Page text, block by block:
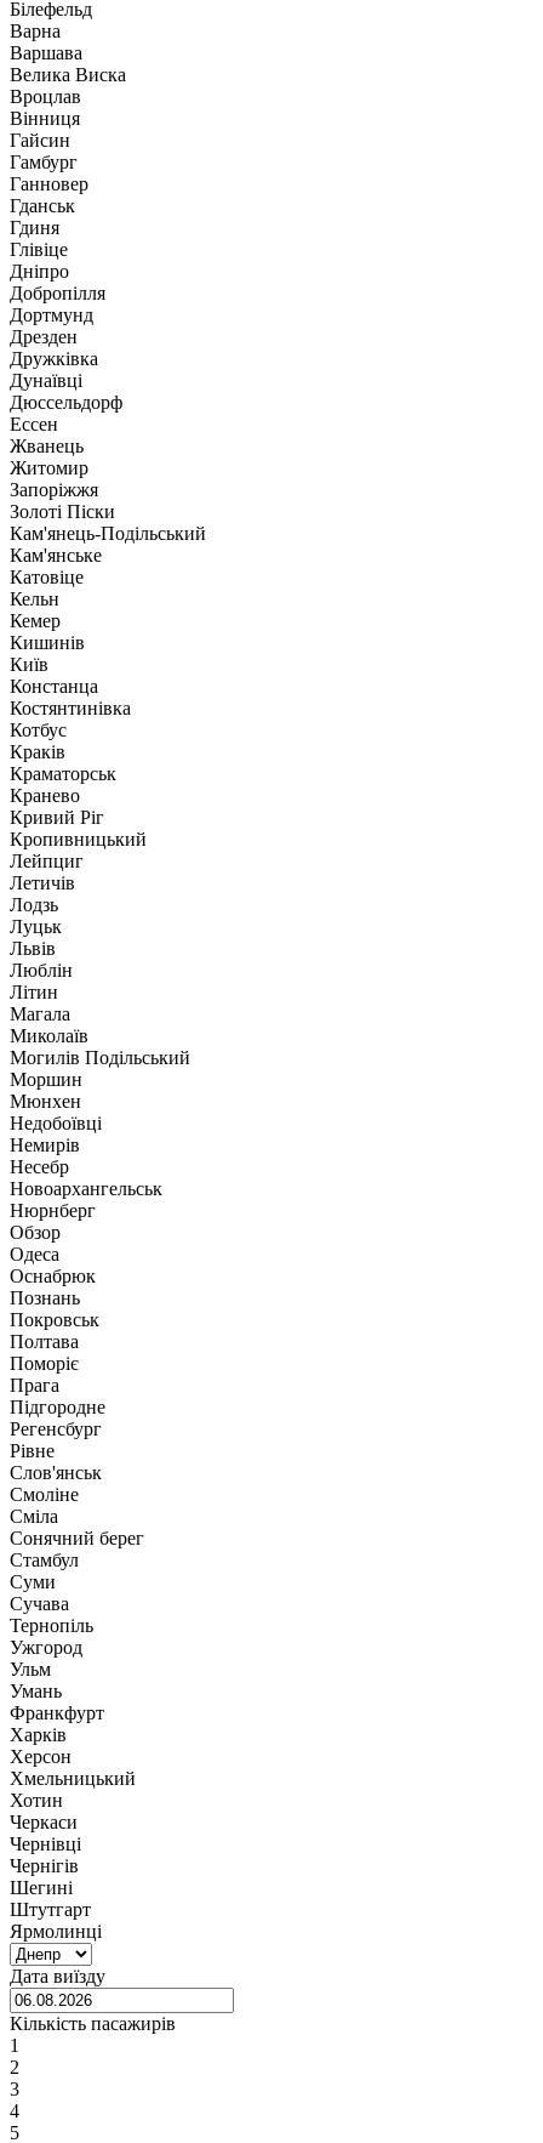
Білефельд
Варна
Варшава
Велика Виска
Вроцлав
Вінниця
Гайсин
Гамбург
Ганновер
Гданськ
Гдиня
Глівіце
Дніпро
Добропілля
Дортмунд
Дрезден
Дружківка
Дунаївці
Дюссельдорф
Ессен
Жванець
Житомир
Запоріжжя
Золоті Піски
Кам'янець-Подільський
Кам'янське
Катовіце
Кельн
Кемер
Кишинів
Київ
Констанца
Костянтинівка
Котбус
Краків
Краматорськ
Кранево
Кривий Ріг
Кропивницький
Лейпциг
Летичів
Лодзь
Луцьк
Львів
Люблін
Літин
Магала
Миколаїв
Могилів Подільський
Моршин
Мюнхен
Недобоївці
Немирів
Несебр
Новоархангельськ
Нюрнберг
Обзор
Одеса
Оснабрюк
Познань
Покровськ
Полтава
Поморіє
Прага
Підгородне
Регенсбург
Рівне
Слов'янськ
Смоліне
Сміла
Сонячний берег
Стамбул
Суми
Сучава
Тернопіль
Ужгород
Ульм
Умань
Франкфурт
Харків
Херсон
Хмельницький
Хотин
Черкаси
Чернівці
Чернігів
Шегині
Штутгарт
Ярмолинці
Дата виїзду
Кількість пасажирів
1
2
3
4
5